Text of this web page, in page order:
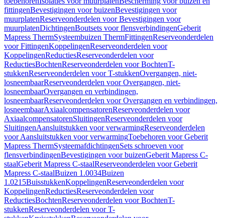
fittingenBevestigingen voor buizenBevestigingen voor
muurplatenReserveonderdelen voor Bevestigingen voor
muurplatenDichtingenBoutsets voor flensverbindingenGeberit
Mapress ThermSysteembuizen ThermFittingenReserveonderdelen
voor FittingenKoppelingenReserveonderdelen voor
KoppelingenReductiesReserveonderdelen voor
ReductiesBochtenReserveonderdelen voor BochtenT-
stukkenReserveonderdelen voor T-stukkenOvergangen, niet-
losneembaarReserveonderdelen voor Overgangen, niet-
losneembaarOvergangen en verbindingen,
losneembaarReserveonderdelen voor Overgangen en verbindingen,
losneembaarAxiaalcompensatorenReserveonderdelen voor
AxiaalcompensatorenSluitingenReserveonderdelen voor
SluitingenAansluitstukken voor verwarmingReserveonderdelen
voor Aansluitstukken voor verwarmingToebehoren voor Geberit
Mapress ThermSysteemafdichtingenSets schroeven voor
flensverbindingenBevestigingen voor buizenGeberit Mapress C-
staalGeberit Mapress C-staalReserveonderdelen voor Geberit
Mapress C-staalBuizen 1.0034Buizen
1.0215BuisstukkenKoppelingenReserveonderdelen voor
KoppelingenReductiesReserveonderdelen voor
ReductiesBochtenReserveonderdelen voor BochtenT-
stukkenReserveonderdelen voor T-